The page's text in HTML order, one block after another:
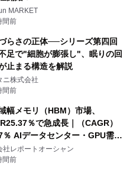
MARKET
間前
らさの正体──シリーズ第四回
足で"細胞が膨張し"、眠りの回
止まる構造を解説
ニ株式会社
間前
幅メモリ（HBM）市場、
％で急成長｜（CAGR）
％ AIデータセンター・GPU需要
2035年の市場成長を牽引
社レポートオーシャン
間前